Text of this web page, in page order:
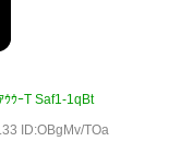
ｳｰT Saf1-1qBt
ID:OBgMv/TOa